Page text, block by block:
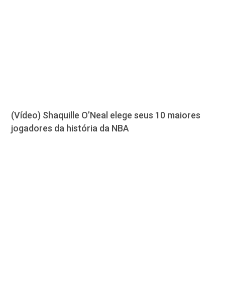
(Vídeo) Shaquille O’Neal elege seus 10 maiores
jogadores da história da NBA